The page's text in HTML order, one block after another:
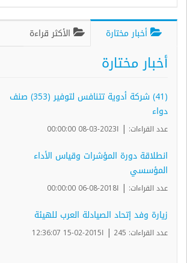
أخبار مختارة الأكثر قراءة
أخبار مختارة
(41) شركة أدوية تتنافس لتوفير (353) صنف
دواء
عدد القراءات: | ا2023-03-08 00:00:00
انطلاقة دورة المؤشرات وقياس الأداء
المؤسسي
عدد القراءات: | ا2018-08-06 00:00:00
زيارة وفد إتحاد الصيادلة العرب للهيئة
عدد القراءات: 245 | ا2015-02-15 12:36:07